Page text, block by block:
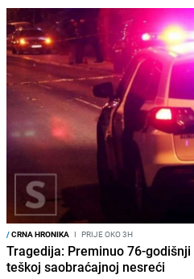
/CRNA HRONIKA I PRIJE OKO 3H
Tragedija: Preminuo 76-
teškoj saobraćajnoj nesreći